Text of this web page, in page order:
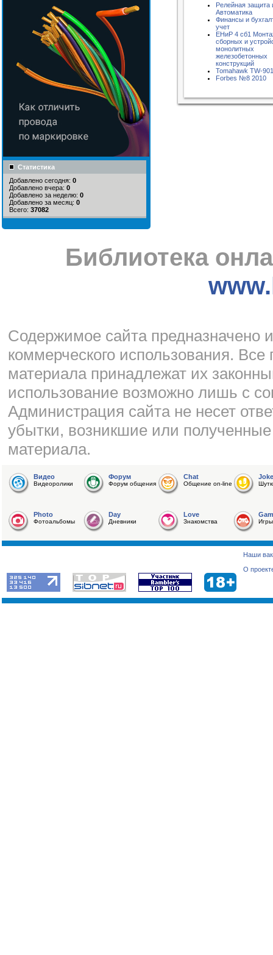
Статистика
Добавлено сегодня: 0
Добавлено вчера: 0
Добавлено за неделю: 0
Добавлено за месяц: 0
Всего: 37082
Релейная защита
Автоматика
Финансы и
учет
ЕНиР 4 сб1
сборных и
монолитных
железобетонных
конструкций
Tomahawk TW-
Forbes №8 2010
Библиотека
Cодержимое сайта предназначено
коммерческого использования.
материала принадлежат их
использование возможно лишь с
Администрация сайта не несет
убытки, возникшие или
материала.
Видео
Видеоролики
Форум
Форум общения
Chat
Общение on-line
Joke
Photo
Фотоальбомы
Day
Дневники
Love
Знакомства Игры
Наши
О